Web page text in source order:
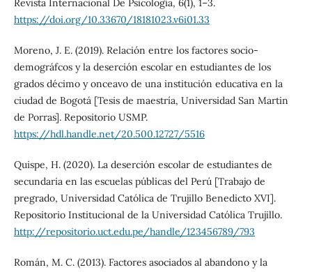
Revista Internacional De Psicología, 6(1), 1–3.
https://doi.org/10.33670/18181023.v6i01.33
Moreno, J. E. (2019). Relación entre los factores socio-
demográfcos y la deserción escolar en estudiantes de los
grados décimo y onceavo de una institución educativa en la
ciudad de Bogotá [Tesis de maestría, Universidad San Martin
de Porras]. Repositorio USMP.
https://hdl.handle.net/20.500.12727/5516
Quispe, H. (2020). La deserción escolar de estudiantes de
secundaria en las escuelas públicas del Perú [Trabajo de
pregrado, Universidad Católica de Trujillo Benedicto XVI].
Repositorio Institucional de la Universidad Católica Trujillo.
http://repositorio.uct.edu.pe/handle/123456789/793
Román, M. C. (2013). Factores asociados al abandono y la